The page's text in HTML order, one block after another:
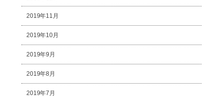
2019年11月
2019年10月
2019年9月
2019年8月
2019年7月